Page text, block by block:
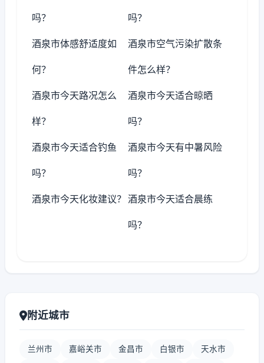
吗？ 吗？
酒泉市体感舒适度如
何？
酒泉市空气污染扩散条
件怎么样？
酒泉市今天路况怎么
样？
酒泉市今天适合晾晒
吗？
酒泉市今天适合钓鱼
吗？
酒泉市今天有中暑风险
吗？
酒泉市今天化妆建议？ 酒泉市今天适合晨练
吗？
附近城市
兰州市 嘉峪关市 金昌市 白银市 天水市